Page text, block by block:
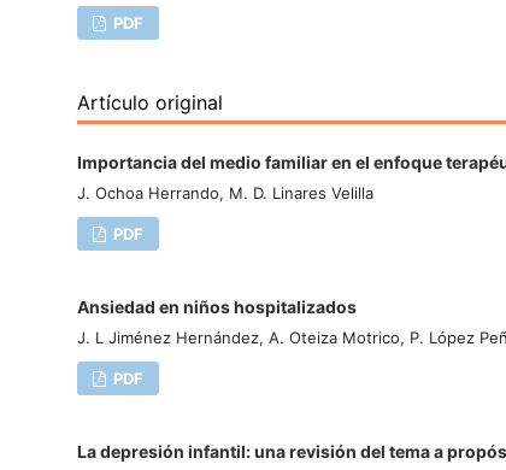
PDF
Artículo original
Importancia del medio familiar en el enfoque
J. Ochoa Herrando, M. D. Linares Velilla
PDF
Ansiedad en niños hospitalizados
J. L Jiménez Hernández, A. Oteiza Motrico, P. López
PDF
La depresión infantil: una revisión del tema a